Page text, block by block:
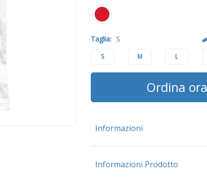
Taglia: S
S M L
Ordina ora
Informazioni
Informazioni Prodotto